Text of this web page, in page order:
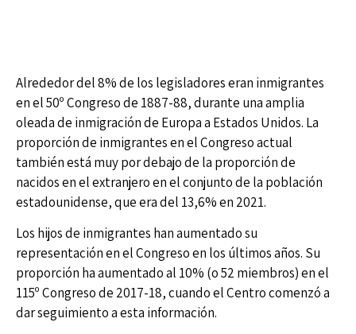
Alrededor del 8% de los legisladores eran inmigrantes
en el 50º Congreso de 1887-88, durante una amplia
oleada de inmigración de Europa a Estados Unidos. La
proporción de inmigrantes en el Congreso actual
también está muy por debajo de la proporción de
nacidos en el extranjero en el conjunto de la población
estadounidense, que era del 13,6% en 2021.
Los hijos de inmigrantes han aumentado su
representación en el Congreso en los últimos años. Su
proporción ha aumentado al 10% (o 52 miembros) en el
115º Congreso de 2017-18, cuando el Centro comenzó a
dar seguimiento a esta información.